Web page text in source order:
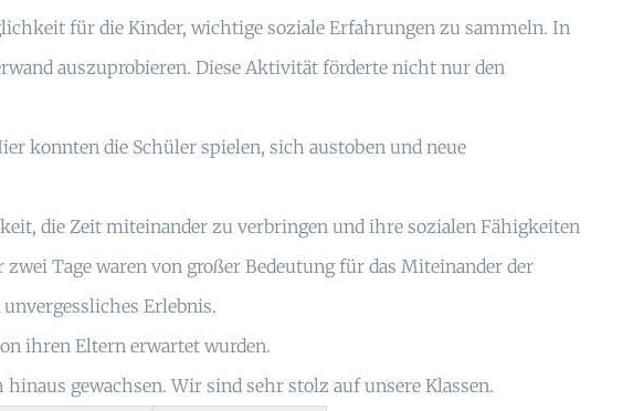
für die Kinder, wichtige soziale Erfahrungen zu sammeln. In
auszuprobieren. Diese Aktivität förderte nicht nur den
konnten die Schüler spielen, sich austoben und neue
die Zeit miteinander zu verbringen und ihre sozialen Fähigkeiten
Tage waren von großer Bedeutung für das Miteinander der
Erlebnis.
ihren Eltern erwartet wurden.
gewachsen. Wir sind sehr stolz auf unsere Klassen.